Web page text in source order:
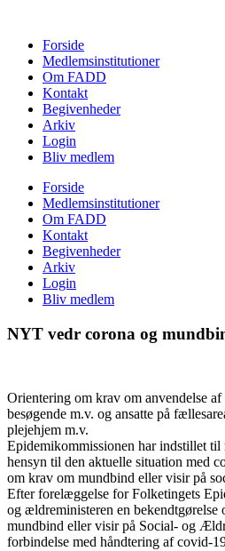
Forside
Medlemsinstitutioner
Om FADD
Kontakt
Begivenheder
Arkiv
Login
Bliv medlem
Forside
Medlemsinstitutioner
Om FADD
Kontakt
Begivenheder
Arkiv
Login
Bliv medlem
NYT vedr corona og
Orientering om krav om anvendelse
besøgende m.v. og ansatte på
plejehjem m.v.
Epidemikommissionen har indstillet til
hensyn til den aktuelle situation med
om krav om mundbind eller visir på
Efter forelæggelse for Folketingets
og ældreministeren en bekendtgørelse
mundbind eller visir på Social- og
forbindelse med håndtering af covid-